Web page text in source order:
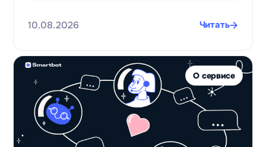
10.08.2026 Читать
О сервисе